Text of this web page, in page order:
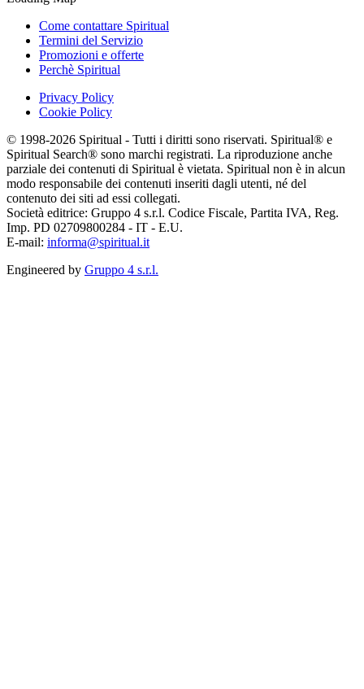
Come contattare Spiritual
Termini del Servizio
Promozioni e offerte
Perchè Spiritual
Privacy Policy
Cookie Policy
© 1998-2026 Spiritual - Tutti i diritti sono riservati. Spiritual® e
Spiritual Search® sono marchi registrati. La riproduzione anche
parziale dei contenuti di Spiritual è vietata. Spiritual non è in alcun
modo responsabile dei contenuti inseriti dagli utenti, né del
contenuto dei siti ad essi collegati.
Società editrice: Gruppo 4 s.r.l. Codice Fiscale, Partita IVA, Reg.
Imp. PD 02709800284 - IT - E.U.
E-mail: informa@spiritual.it
Engineered by Gruppo 4 s.r.l.